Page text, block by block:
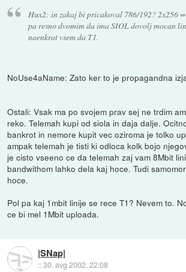
Hux2: in zakaj bi pricakoval 786/192? 2x256 =
pa resno dvomim da ima SIOL dovolj mocan
naenkrat vsem da T1.
NoUse4aName: Zato ker to je propagandna
Ostali: Vsak ma po svojem prav sej ne trdim
reko. Telemah kupi od siola in daja dalje.
bankrot in nemore kupit vec oziroma je tolko
ampak telemah je tisti ki odloca kolk bojo
je cisto vseeno ce da telemah zaj vam 8Mbit
bandwithom lahko dela kaj hoce. Tudi
hoce.
Pol pa kaj 1mbit linije se rece T1? Nevem to.
ce bi mel 1Mbit uploada.
|SNap|
::30. avg 2002, 22:08